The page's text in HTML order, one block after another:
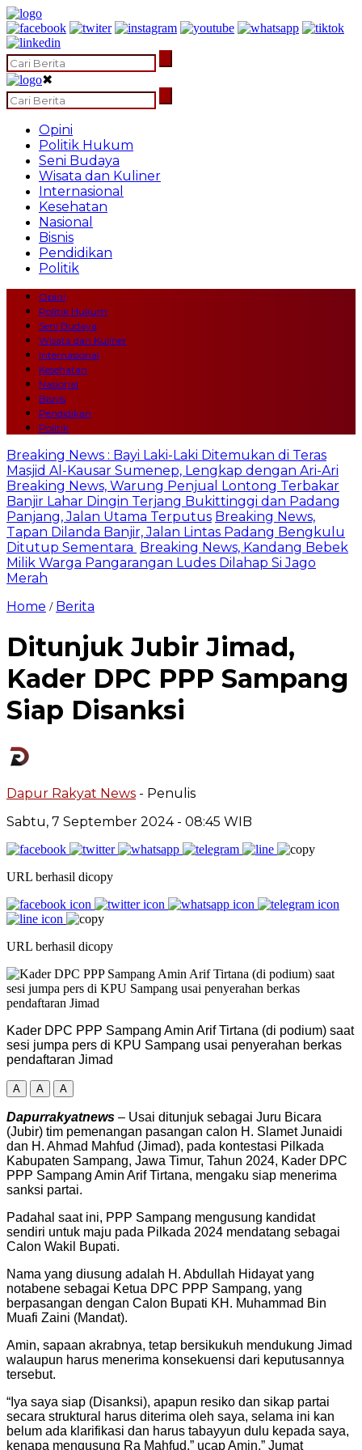
✖
Opini
Politik Hukum
Seni Budaya
Wisata dan Kuliner
Internasional
Kesehatan
Nasional
Bisnis
Pendidikan
Politik
Opini
Politik Hukum
Seni Budaya
Wisata dan Kuliner
Internasional
Kesehatan
Nasional
Bisnis
Pendidikan
Politik
Breaking News : Bayi Laki-Laki Ditemukan di Teras
Masjid Al-Kausar Sumenep, Lengkap dengan Ari-Ari
Breaking News, Warung Penjual Lontong Terbakar
Banjir Lahar Dingin Terjang Bukittinggi dan Padang
Panjang, Jalan Utama Terputus Breaking News,
Tapan Dilanda Banjir, Jalan Lintas Padang Bengkulu
Ditutup Sementara Breaking News, Kandang Bebek
Milik Warga Pangarangan Ludes Dilahap Si Jago
Merah
Home / Berita
Ditunjuk Jubir Jimad,
Kader DPC PPP Sampang
Siap Disanksi
Dapur Rakyat News - Penulis
Sabtu, 7 September 2024 - 08:45 WIB
URL berhasil dicopy
URL berhasil dicopy
Kader DPC PPP Sampang Amin Arif Tirtana (di podium) saat
sesi jumpa pers di KPU Sampang usai penyerahan berkas
pendaftaran Jimad
A A A
Dapurrakyatnews – Usai ditunjuk sebagai Juru Bicara
(Jubir) tim pemenangan pasangan calon H. Slamet Junaidi
dan H. Ahmad Mahfud (Jimad), pada kontestasi Pilkada
Kabupaten Sampang, Jawa Timur, Tahun 2024, Kader DPC
PPP Sampang Amin Arif Tirtana, mengaku siap menerima
sanksi partai.
Padahal saat ini, PPP Sampang mengusung kandidat
sendiri untuk maju pada Pilkada 2024 mendatang sebagai
Calon Wakil Bupati.
Nama yang diusung adalah H. Abdullah Hidayat yang
notabene sebagai Ketua DPC PPP Sampang, yang
berpasangan dengan Calon Bupati KH. Muhammad Bin
Muafi Zaini (Mandat).
Amin, sapaan akrabnya, tetap bersikukuh mendukung Jimad
walaupun harus menerima konsekuensi dari keputusannya
tersebut.
“Iya saya siap (Disanksi), apapun resiko dan sikap partai
secara struktural harus diterima oleh saya, selama ini kan
belum ada klarifikasi dan harus tabayyun dulu kepada saya,
kenapa mengusung Ra Mahfud,” ucap Amin,” Jumat